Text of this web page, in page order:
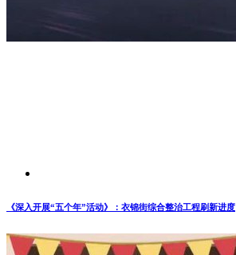
《深入开展“五个年”活动》：衣锦街综合整治工程刷新进度